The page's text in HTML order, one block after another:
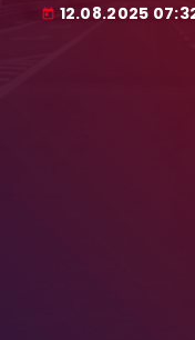
today 12.08.2025